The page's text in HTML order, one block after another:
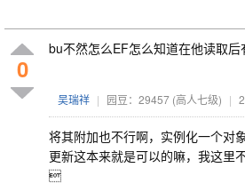
0
bu不然怎么EF怎么知道在他读取后
吴瑞祥 | 园豆：29457 (高人七级) |
将其附加也不行啊，实例化一个对
更新这本来就是可以的嘛，我这里
